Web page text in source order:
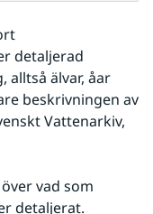
detaljerad
alltså älvar, åar
beskrivningen av
Vattenarkiv,
vad som
detaljerat.